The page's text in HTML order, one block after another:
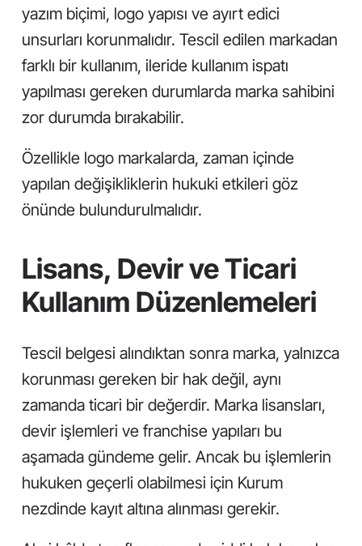
yazım biçimi, logo yapısı ve ayırt edici
unsurları korunmalıdır. Tescil edilen markadan
farklı bir kullanım, ileride kullanım ispatı
yapılması gereken durumlarda marka sahibini
zor durumda bırakabilir.
Özellikle logo markalarda, zaman içinde
yapılan değişikliklerin hukuki etkileri göz
önünde bulundurulmalıdır.
Lisans, Devir ve Ticari
Kullanım Düzenlemeleri
Tescil belgesi alındıktan sonra marka, yalnızca
korunması gereken bir hak değil, aynı
zamanda ticari bir değerdir. Marka lisansları,
devir işlemleri ve franchise yapıları bu
aşamada gündeme gelir. Ancak bu işlemlerin
hukuken geçerli olabilmesi için Kurum
nezdinde kayıt altına alınması gerekir.